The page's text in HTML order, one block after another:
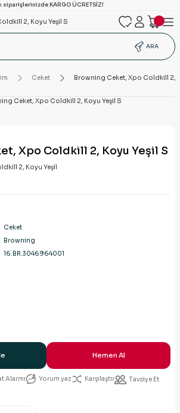
siparişlerinizde KARGO ÜCRETSİZ!
ARA
Ceket Browning Ceket, Xpo Coldkill 2,
Xpo Coldkill 2, Koyu Yeşil S
2, Koyu Yeşil
Ceket
Browning
16.BR.3046964001
Hemen Al
Alarmı Yorum yaz Karşılaştır
Tavsiye Et